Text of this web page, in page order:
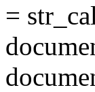
=